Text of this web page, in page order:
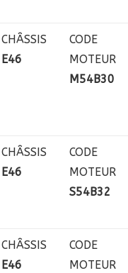
CHÂSSIS
E46
CODE
MOTEUR
M54B30
CHÂSSIS
E46
CODE
MOTEUR
S54B32
CHÂSSIS
E46
CODE
MOTEUR